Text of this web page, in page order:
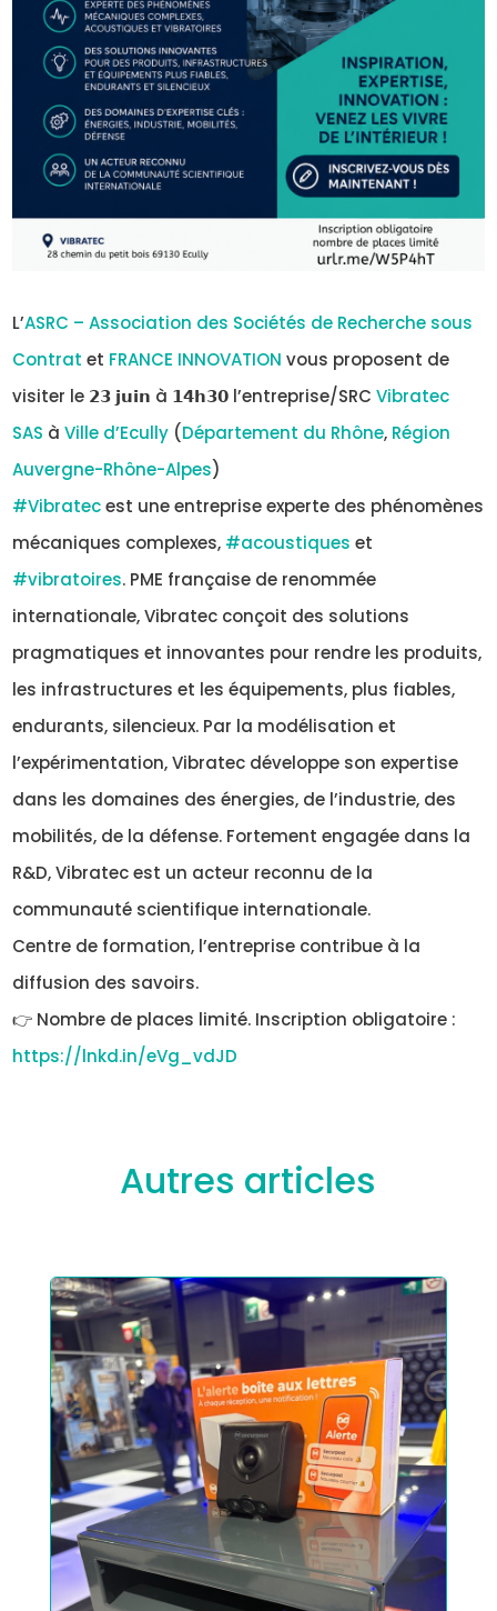
L’ASRC – Association des Sociétés de Recherche sous
Contrat et FRANCE INNOVATION vous proposent de
visiter le 𝟮𝟯 𝗷𝘂𝗶𝗻 à 𝟭𝟰𝗵𝟯𝟬 l’entreprise/SRCVibratec
SAS àVille d’Ecully (Département du Rhône, Région
Auvergne-Rhône-Alpes)
#Vibratecest une entreprise experte des phénomènes
mécaniques complexes, #acoustiques et
#vibratoires. PME française de renommée
internationale, Vibratec conçoit des solutions
pragmatiques et innovantes pour rendre les produits,
les infrastructures et les équipements, plus fiables,
endurants, silencieux. Par la modélisation et
l’expérimentation, Vibratec développe son expertise
dans les domaines des énergies, de l’industrie, des
mobilités, de la défense. Fortement engagée dans la
R&D, Vibratec est un acteur reconnu de la
communauté scientifique internationale.
Centre de formation, l’entreprise contribue à la
diffusion des savoirs.
👉 Nombre de places limité. Inscription obligatoire :
https://lnkd.in/eVg_vdJD
Autres articles